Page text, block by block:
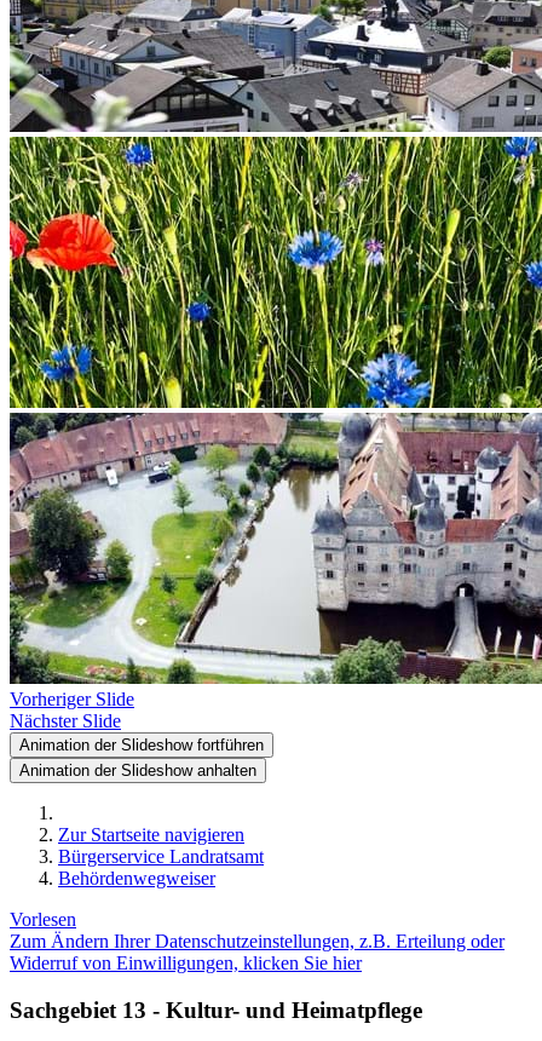
Vorheriger Slide
Nächster Slide
Animation der Slideshow fortführen
Animation der Slideshow anhalten
Zur Startseite navigieren
Bürgerservice Landratsamt
Behördenwegweiser
Vorlesen
Zum Ändern Ihrer Datenschutzeinstellungen, z.B. Erteilung oder
Widerruf von Einwilligungen, klicken Sie hier
Sachgebiet 13 - Kultur- und Heimatpflege